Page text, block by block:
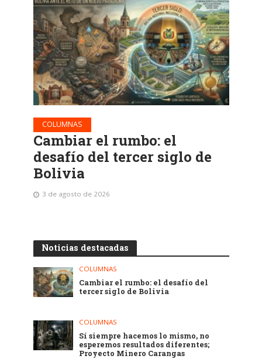
COLUMNAS
Cambiar el rumbo: el
desafío del tercer siglo de
Bolivia
3 de agosto de 2026
Noticias destacadas
COLUMNAS
Cambiar el rumbo: el desafío del
tercer siglo de Bolivia
COLUMNAS
Sí siempre hacemos lo mismo, no
esperemos resultados diferentes;
Proyecto Minero Carangas